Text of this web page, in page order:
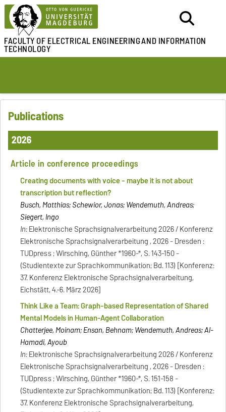
FACULTY OF ELECTRICAL ENGINEERINGAND INFORMATION
TECHNOLOGY
Publications
2026
Article in conference proceedings
Creating documents with voice - maybe it is not about
transcription but reflection?
Busch, Matthias; Schewior, Jonas; Wendemuth, Andreas;
Siegert, Ingo
In:Elektronische Sprachsignalverarbeitung 2026 / Konferenz
Elektronische Sprachsignalverarbeitung , 2026 - Dresden :
TUDpress ; Wirsching, Günther *1960-*, S. 143-150 -
(Studientexte zur Sprachkommunikation; Bd. 113) [Konferenz:
37. Konferenz Elektronische Sprachsignalverarbeitung,
Eichstätt, 4.-6. März 2026]
Think Like a Team: Graph-based Representation of Shared
Mental Models in Human-Agent Collaboration
Chatterjee, Moinam; Ensan, Behnam; Wendemuth, Andreas; Al-
Hamadi, Ayoub
In:Elektronische Sprachsignalverarbeitung 2026 / Konferenz
Elektronische Sprachsignalverarbeitung , 2026 - Dresden :
TUDpress ; Wirsching, Günther *1960-*, S. 151-158 -
(Studientexte zur Sprachkommunikation; Bd. 113) [Konferenz:
37. Konferenz Elektronische Sprachsignalverarbeitung,